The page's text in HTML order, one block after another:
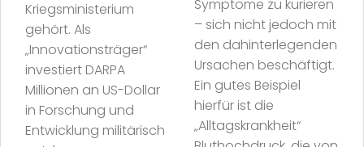
Kriegsministerium
gehört. Als
„Innovationsträger“
investiert DARPA
Millionen an US-Dollar
in Forschung und
Entwicklung militärisch
Symptome zu kurieren
– sich nicht jedoch mit
den dahinterlegenden
Ursachen beschäftigt.
Ein gutes Beispiel
hierfür ist die
„Alltagskrankheit“